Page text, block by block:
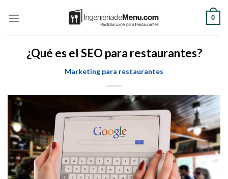
0
¿Qué es el SEO para restaurantes?
Marketing para restaurantes